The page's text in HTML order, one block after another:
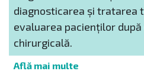
diagnosticarea și tratarea
evaluarea pacienților
chirurgicală.
Află mai multe